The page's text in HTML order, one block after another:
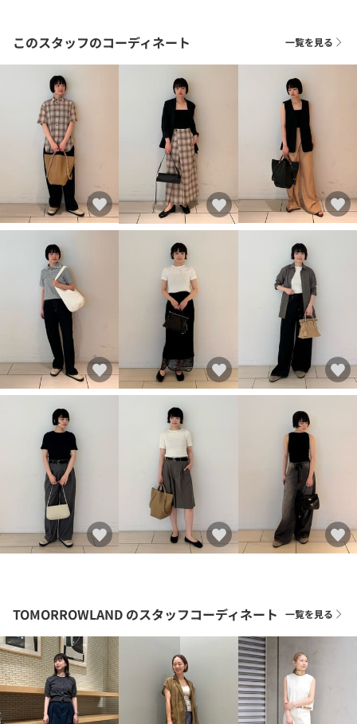
このスタッフのコーディネート 一覧を見る
TOMORROWLAND のスタッフコーディネート 一覧を見る